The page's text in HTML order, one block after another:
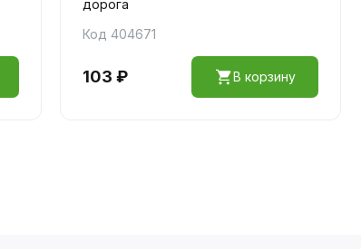
дорога
Код 404671
103 ₽ В корзину